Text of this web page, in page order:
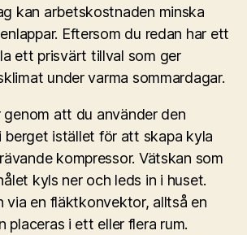
kan arbetskostnaden minska
Eftersom du redan har ett
ett prisvärt tillval som ger
under varma sommardagar.
genom att du använder den
berget istället för att skapa kyla
kompressor. Vätskan som
kyls ner och leds in i huset.
via en fläktkonvektor, alltså en
placeras i ett eller flera rum.